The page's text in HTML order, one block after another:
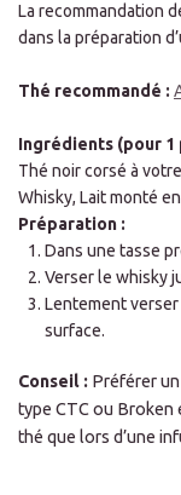
La recommandation
dans la préparation
Thé recommandé :
Ingrédients (pour 1
Thé noir corsé à
Whisky, Lait monté
Préparation :
Dans une tasse
Verser le whisky
Lentement
surface.
Conseil : Préférer
type CTC ou Broken
thé que lors d’une